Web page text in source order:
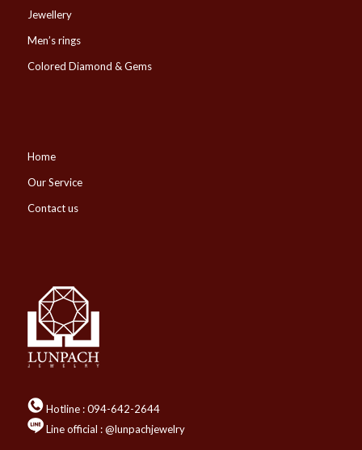
Jewellery
Men’s rings
Colored Diamond & Gems
Home
Our Service
Contact us
Hotline :094-642-2644
Line official : @lunpachjewelry